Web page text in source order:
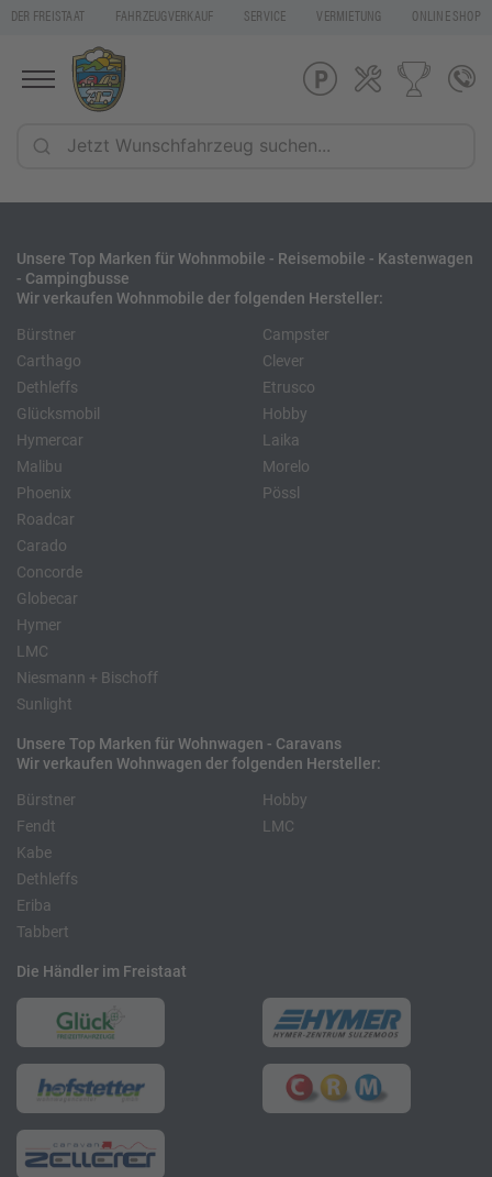
DER FREISTAAT FAHRZEUGVERKAUF SERVICE VERMIETUNG ONLINE SHOP
Unsere Top Marken für Wohnmobile - Reisemobile - Kastenwagen
- Campingbusse
Wir verkaufen Wohnmobile der folgenden Hersteller:
Bürstner
Carthago
Dethleffs
Glücksmobil
Hymercar
Malibu
Phoenix
Roadcar
Campster
Clever
Etrusco
Hobby
Laika
Morelo
Pössl
Carado
Concorde
Globecar
Hymer
LMC
Niesmann + Bischoff
Sunlight
Unsere Top Marken für Wohnwagen - Caravans
Wir verkaufen Wohnwagen der folgenden Hersteller:
Bürstner
Fendt
Kabe
Hobby
LMC
Dethleffs
Eriba
Tabbert
Die Händler im Freistaat